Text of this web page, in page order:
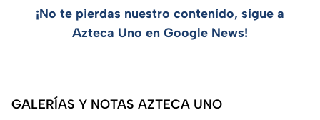
¡No te pierdas nuestro contenido, sigue a
Azteca Uno en Google News!
GALERÍAS Y NOTAS AZTECA UNO